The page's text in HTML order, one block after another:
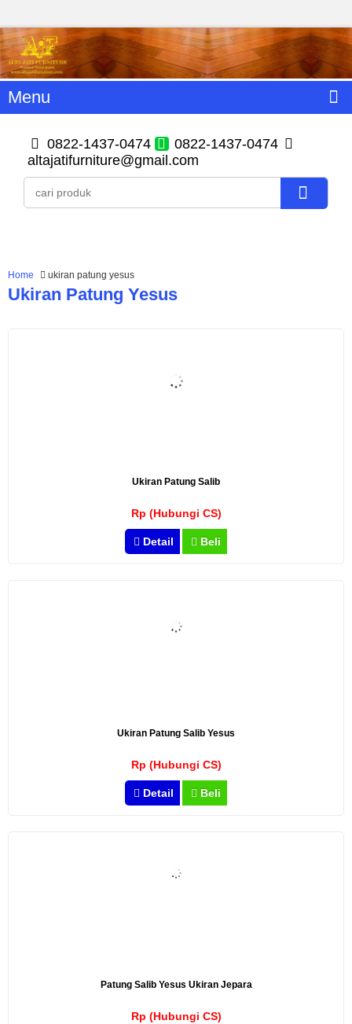
Menu
0822-1437-0474
0822-1437-0474
altajatifurniture@gmail.com
Home ukiran patung yesus
Ukiran Patung Yesus
Ukiran Patung Salib
Rp (Hubungi CS)
Detail Beli
Ukiran Patung Salib Yesus
Rp (Hubungi CS)
Detail Beli
Patung Salib Yesus Ukiran Jepara
Rp (Hubungi CS)